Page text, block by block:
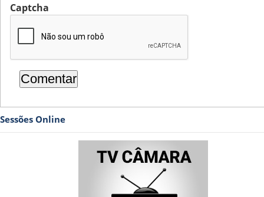
Captcha
Sessões Online